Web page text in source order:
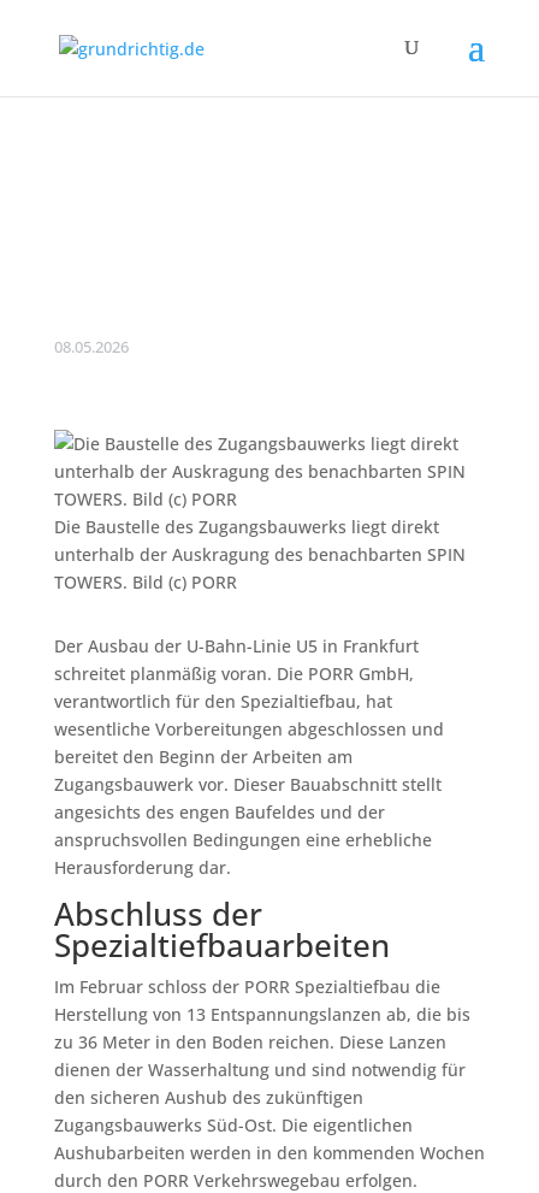
08.05.2026
Die Baustelle des Zugangsbauwerks liegt direkt
unterhalb der Auskragung des benachbarten SPIN
TOWERS. Bild (c) PORR
Der Ausbau der U-Bahn-Linie U5 in Frankfurt
schreitet planmäßig voran. Die PORR GmbH,
verantwortlich für den Spezialtiefbau, hat
wesentliche Vorbereitungen abgeschlossen und
bereitet den Beginn der Arbeiten am
Zugangsbauwerk vor. Dieser Bauabschnitt stellt
angesichts des engen Baufeldes und der
anspruchsvollen Bedingungen eine erhebliche
Herausforderung dar.
Abschluss der
Spezialtiefbauarbeiten
Im Februar schloss der PORR Spezialtiefbau die
Herstellung von 13 Entspannungslanzen ab, die bis
zu 36 Meter in den Boden reichen. Diese Lanzen
dienen der Wasserhaltung und sind notwendig für
den sicheren Aushub des zukünftigen
Zugangsbauwerks Süd-Ost. Die eigentlichen
Aushubarbeiten werden in den kommenden Wochen
durch den PORR Verkehrswegebau erfolgen.